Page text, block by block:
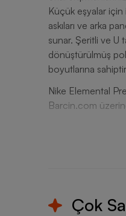
Küçük eşyalar için
askıları ve arka
sunar. Şeritli ve U
dönüştürülmüş
boyutlarına
Nike Elemental
Barcin.com
Çok